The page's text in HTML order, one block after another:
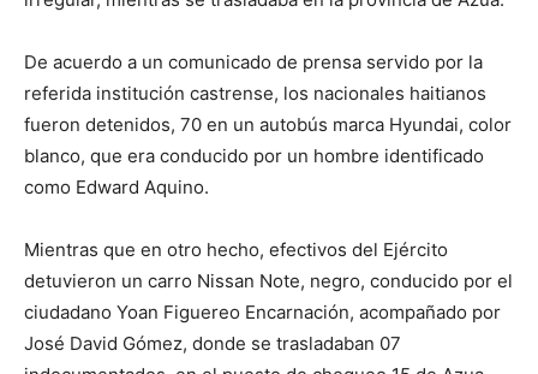
De acuerdo a un comunicado de prensa servido por la
referida institución castrense, los nacionales haitianos
fueron detenidos, 70 en un autobús marca Hyundai, color
blanco, que era conducido por un hombre identificado
como Edward Aquino.
Mientras que en otro hecho, efectivos del Ejército
detuvieron un carro Nissan Note, negro, conducido por el
ciudadano Yoan Figuereo Encarnación, acompañado por
José David Gómez, donde se trasladaban 07